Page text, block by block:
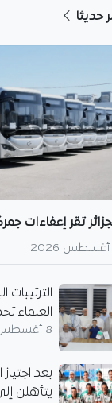
حديثا
تقر إعفاءات
العلماء
8 أغسطس 2026
بعد اجتياز
يتأهلن